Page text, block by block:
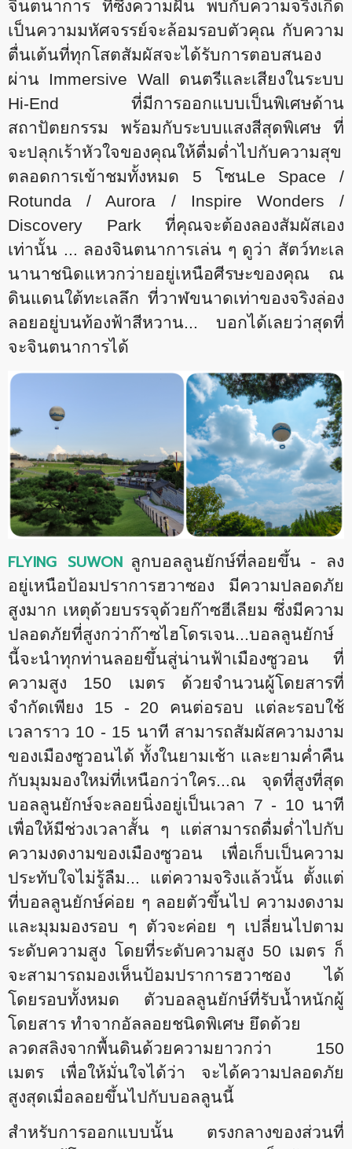
จินตนาการ ที่ซึ่งความฝัน พบกับความจริงเกิด
เป็นความมหัศจรรย์จะล้อมรอบตัวคุณ กับความ
ตื่นเต้นที่ทุกโสตสัมผัสจะได้รับการตอบสนอง
ผ่าน Immersive Wall ดนตรีและเสียงในระบบ
Hi-End ที่มีการออกแบบเป็นพิเศษด้าน
สถาปัตยกรรม พร้อมกับระบบแสงสีสุดพิเศษ ที่
จะปลุกเร้าหัวใจของคุณให้ดื่มด่ำไปกับความสุข
ตลอดการเข้าชมทั้งหมด 5 โซนLe Space /
Rotunda / Aurora / Inspire Wonders /
Discovery Park ที่คุณจะต้องลองสัมผัสเอง
เท่านั้น ... ลองจินตนาการเล่น ๆ ดูว่า สัตว์ทะเล
นานาชนิดแหวกว่ายอยู่เหนือศีรษะของคุณ ณ
ดินแดนใต้ทะเลลึก ที่วาฬขนาดเท่าของจริงล่อง
ลอยอยู่บนท้องฟ้าสีหวาน... บอกได้เลยว่าสุดที่
จะจินตนาการได้
FLYING SUWON ลูกบอลลูนยักษ์ที่ลอยขึ้น - ลง
อยู่เหนือป้อมปราการฮวาซอง มีความปลอดภัย
สูงมาก เหตุด้วยบรรจุด้วยก๊าซฮีเลียม ซึ่งมีความ
ปลอดภัยที่สูงกว่าก๊าซไฮโดรเจน...บอลลูนยักษ์
นี้จะนำทุกท่านลอยขึ้นสู่น่านฟ้าเมืองซูวอน ที่
ความสูง 150 เมตร ด้วยจำนวนผู้โดยสารที่
จำกัดเพียง 15 - 20 คนต่อรอบ แต่ละรอบใช้
เวลาราว 10 - 15 นาที สามารถสัมผัสความงาม
ของเมืองซูวอนได้ ทั้งในยามเช้า และยามค่ำคืน
กับมุมมองใหม่ที่เหนือกว่าใคร...ณ จุดที่สูงที่สุด
บอลลูนยักษ์จะลอยนิ่งอยู่เป็นเวลา 7 - 10 นาที
เพื่อให้มีช่วงเวลาสั้น ๆ แต่สามารถดื่มด่ำไปกับ
ความงดงามของเมืองซูวอน เพื่อเก็บเป็นความ
ประทับใจไม่รู้ลืม... แต่ความจริงแล้วนั้น ตั้งแต่
ที่บอลลูนยักษ์ค่อย ๆ ลอยตัวขึ้นไป ความงดงาม
และมุมมองรอบ ๆ ตัวจะค่อย ๆ เปลี่ยนไปตาม
ระดับความสูง โดยที่ระดับความสูง 50 เมตร ก็
จะสามารถมองเห็นป้อมปราการฮวาซอง ได้
โดยรอบทั้งหมด ตัวบอลลูนยักษ์ที่รับน้ำหนักผู้
โดยสาร ทำจากอัลลอยชนิดพิเศษ ยึดด้วย
ลวดสลิงจากพื้นดินด้วยความยาวกว่า 150
เมตร เพื่อให้มั่นใจได้ว่า จะได้ความปลอดภัย
สูงสุดเมื่อลอยขึ้นไปกับบอลลูนนี้
สำหรับการออกแบบนั้น ตรงกลางของส่วนที่